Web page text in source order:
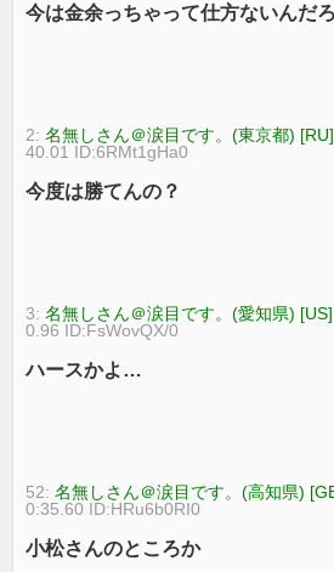
今は金余っちゃって仕方ないんだろ
2:名無しさん＠涙目です。(東京都) [RU]
40.01 ID:6RMt1gHa0
今度は勝てんの？
3:名無しさん＠涙目です。(愛知県) [US]
0.96 ID:FsWovQX/0
ハースかよ…
52:名無しさん＠涙目です。(高知県)
0:35.60 ID:HRu6b0RI0
小松さんのところか